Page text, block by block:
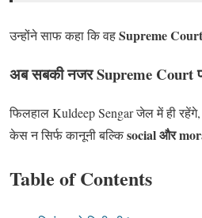
उन्होंने साफ कहा कि वहSupreme Court
अब सबकी नजर Supreme Court
फिलहाल Kuldeep Sengar जेल में ही
केस न सिर्फ कानूनी बल्किsocial और
Table of Contents